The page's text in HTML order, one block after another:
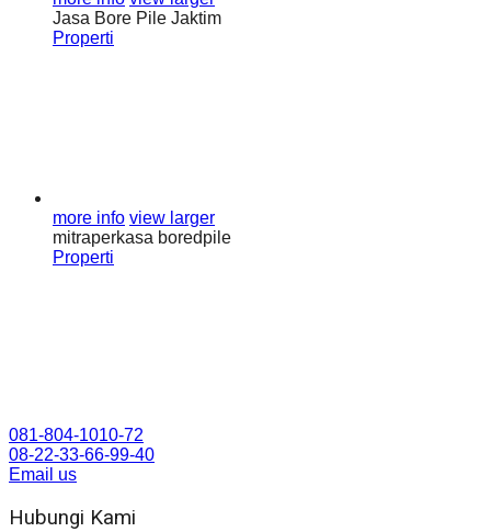
Jasa Bore Pile Jaktim
Properti
more info view larger
mitraperkasa boredpile
Properti
081-804-1010-72
08-22-33-66-99-40
Email us
Hubungi Kami